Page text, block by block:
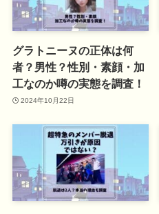
グラトニーヌの正体は何
者？男性？性別・素顔・加
工なのか噂の実態を調査！
2024年10月22日